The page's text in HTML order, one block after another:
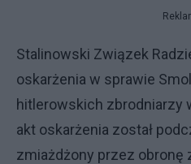
Stalinowski Związek
oskarżenia w sprawie
hitlerowskich zbrodniarzy
akt oskarżenia został
zmiażdżony przez obronę